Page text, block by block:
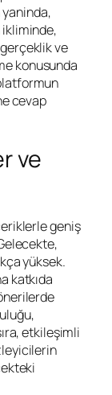
yaninda,
ve
konusunda
cevap
ve
geniş
yüksek.
katkıda
etkileşimli